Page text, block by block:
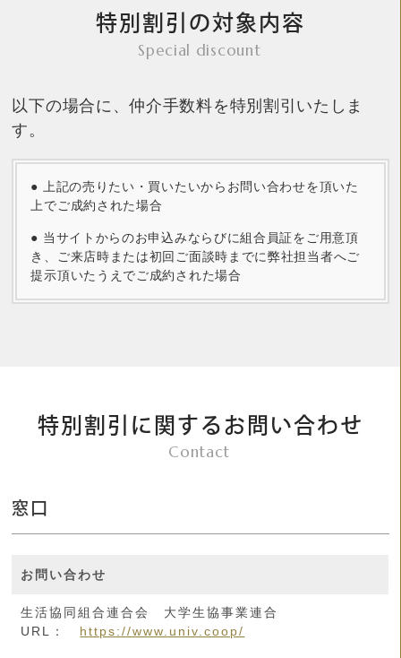
特別割引の対象内容
Special discount
以下の場合に、仲介手数料を特別割引いたしま
す。
● 上記の売りたい・買いたいからお問い合わせを頂いた
上でご成約された場合
● 当サイトからのお申込みならびに組合員証をご用意頂
き、ご来店時または初回ご面談時までに弊社担当者へご
提示頂いたうえでご成約された場合
特別割引に関するお問い合わせ
Contact
窓口
お問い合わせ
生活協同組合連合会 大学生協事業連合
URL： https://www.univ.coop/